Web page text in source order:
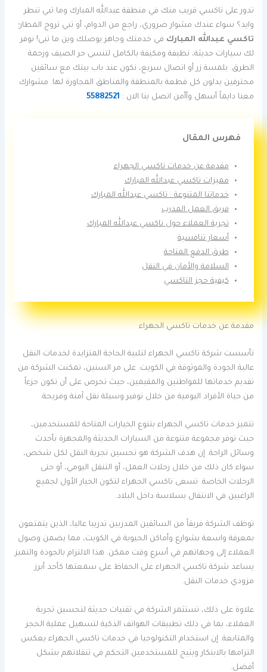
تدور على تاكسي قريب منك في منطقة عبدالله المبارك وما تبي تنطر
وايد؟ سواء عندك مشوار ضروري، راجع من الدوام، أو تبي تروح المطار؛
تاكسي عبدالله المباركفي خدمتك وجاهز يوصلك وين ما تبي! نوفر
لك سيارات حديثة، نظيفة ومكيفة بالكامل لتنسى حر الصيف وزحمة
الطرق. بلمسة زر أو اتصال سريع، نكون عند باب بيتك مع سائقين
محترفين يدلون كل قطعة بالمنطقة والمناطق المجاورة لها. مشوارك
معنا دايماً أسهل وأأمن اتصل بنا الان :55882521
فهرس المقال
مقدمة عن خدمات تاكسي الجهراء
مميزات تاكسي عبدالله المبارك
خدماتنا المتنوعة : تاكسي عبدالله المبارك
فريق العمل المدرب
تجربة العملاء حول تاكسي عبدالله المبارك
أسعار تنافسية
طرق الدفع المتاحة
السلامة والأمان في النقل
كيفية حجز التاكسي
مقدمة عن خدمات تاكسي الجهراء
تأسست شركة تاكسي الجهراء لتلبية الحاجة المتزايدة لخدمات النقل
عالية الجودة والموثوقة في الكويت. على مر السنين، تمكنت الشركة من
تقديم خدماتها للمواطنين والمقيمين، حيث تحرص على أن تكون جزءاً
من حياة الأفراد اليومية من خلال توفير وسيلة نقل آمنة ومريحة.
تتميز خدمات تاكسي الجهراء بتنوع الخيارات المتاحة للمستخدمين،
حيث توفر مجموعة متنوعة من السيارات الحديثة والمجهزة بأحدث
وسائل الراحة. إن هدف الشركة هو تحسين تجربة النقل لكل شخص،
سواء كان ذلك من خلال رحلات العمل، أو التنقل اليومي، أو حتى
الرحلات الخاصة. تسعى تاكسي الجهراء لتكون الخيار الأول لجميع
الراغبين في الانتقال بسلاسة داخل البلاد.
توظف الشركة فريقاً من السائقين المدربين تدريبا عاليا، الذين يتمتعون
بمعرفة واسعة بشوارع وأماكن الحيوية في الكويت، مما يضمن وصول
العملاء إلى وجهاتهم في أسرع وقت ممكن. هذا الالتزام بالجودة والتميز
يساعد شركة تاكسي الجهراء على الحفاظ على سمعتها كأحد أبرز
مزودي خدمات النقل.
علاوة على ذلك، تستثمر الشركة في تقنيات حديثة لتحسين تجربة
العملاء، بما في ذلك تطبيقات الهواتف الذكية لتسهيل عملية الحجز
والمتابعة. إن استخدام التكنولوجيا في خدمات تاكسي الجهراء يعكس
التزامها بالابتكار ويتيح للمستخدمين التحكم في تنقلاتهم بشكل
أفضل.